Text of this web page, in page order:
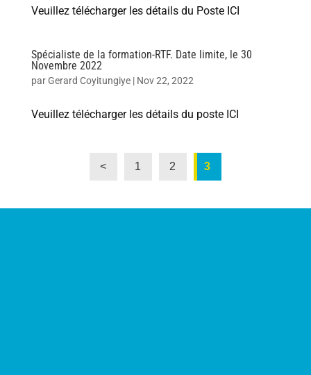
Veuillez télécharger les détails du Poste ICI
Spécialiste de la formation-RTF. Date limite, le 30
Novembre 2022
parGerard Coyitungiye| Nov 22, 2022
Veuillez télécharger les détails du poste ICI
< 1 2 3